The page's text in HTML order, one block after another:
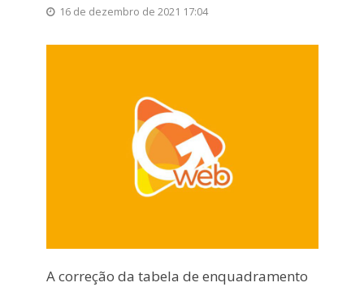
16 de dezembro de 2021 17:04
A correção da tabela de enquadramento